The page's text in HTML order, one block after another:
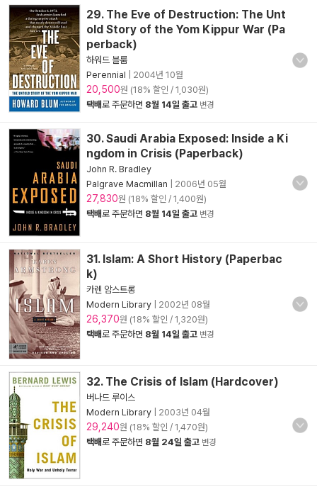
29. The Eve of Destruction: The Unt
old Story of the Yom Kippur War (Pa
perback)
하워드 블룸
Perennial
2004년 10월
20,500원 (18% 할인 / 1,030원)
택배로 주문하면 8월 14일 출고 변경
30. Saudi Arabia Exposed: Inside a Ki
ngdom in Crisis (Paperback)
John R. Bradley
Palgrave Macmillan
2006년 05월
27,830원 (18% 할인 / 1,400원)
택배로 주문하면 8월 14일 출고 변경
31. Islam: A Short History (Paperbac
k)
카렌 암스트롱
Modern Library
2002년 08월
26,370원 (18% 할인 / 1,320원)
택배로 주문하면 8월 14일 출고 변경
32. The Crisis of Islam (Hardcover)
버나드 루이스
Modern Library
2003년 04월
29,240원 (18% 할인 / 1,470원)
택배로 주문하면 8월 24일 출고 변경